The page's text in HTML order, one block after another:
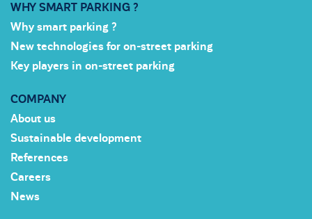
WHY SMART PARKING ?
Why smart parking ?
New technologies for on-street parking
Key players in on-street parking
COMPANY
About us
Sustainable development
References
Careers
News